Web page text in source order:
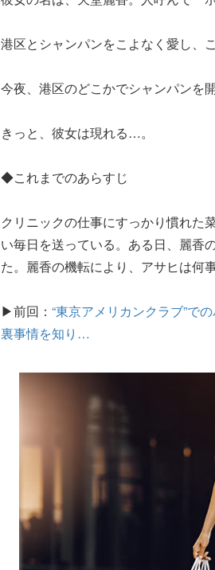
港区とシャンパンをこよなく愛し、
今夜、港区のどこかでシャンパンを
きっと、彼女は現れる…。
◆これまでのあらすじ
クリニックの仕事にすっかり慣れた
い毎日を送っている。ある日、麗香
た。麗香の機転により、アサヒは何
▶前回：“東京アメリカンクラブ”で
裏事情を知り…